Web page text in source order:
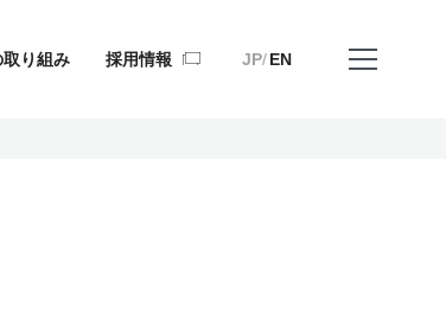
取り組み 採用情報 JP EN
JP EN